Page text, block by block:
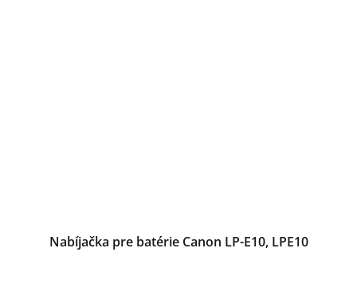
Nabíjačka pre batérie Canon LP-E10, LPE10